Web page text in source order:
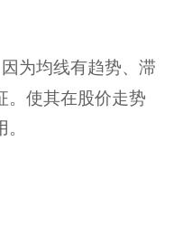
因为均线有趋势、滞
。使其在股价走势